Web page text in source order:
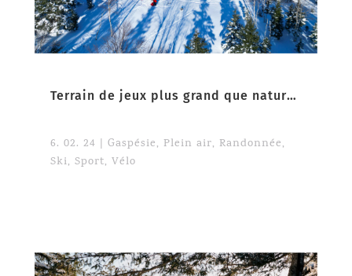
Terrain de jeux plus grand que nature en Gaspésie
6. 02. 24 | Gaspésie, Plein air, Randonnée,
Ski, Sport, Vélo